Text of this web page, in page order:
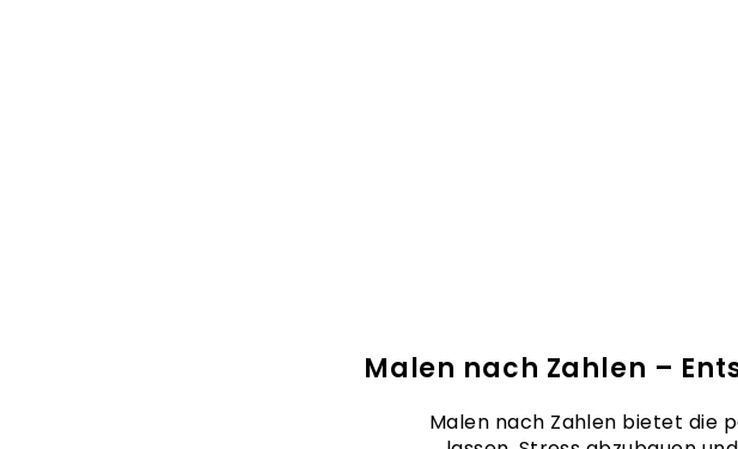
Malen nach Zahlen –
Malen nach Zahlen bietet die